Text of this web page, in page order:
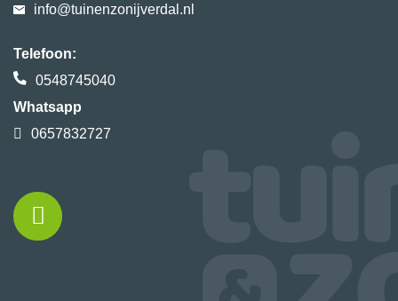
info@tuinenzonijverdal.nl
Telefoon:
0548745040
Whatsapp
0657832727